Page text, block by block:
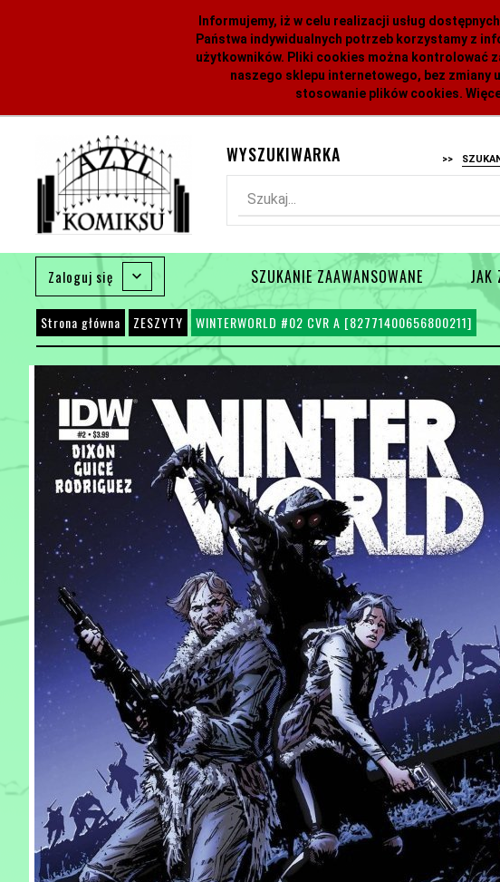
Informujemy, iż w celu realizacji usług
Państwa indywidualnych potrzeb korzystamy z
użytkowników. Pliki cookies można kontrolować
naszego sklepu internetowego, bez
stosowanie plików cookies.
WYSZUKIWARKA >>
Szukaj...
Zaloguj się SZUKANIE ZAAWANSOWANE JAK
Strona główna ZESZYTY WINTERWORLD #02 CVR A [82771400656800211]